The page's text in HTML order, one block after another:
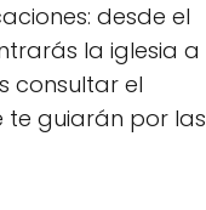
desde el
la iglesia a
consultar el
te guiarán por las